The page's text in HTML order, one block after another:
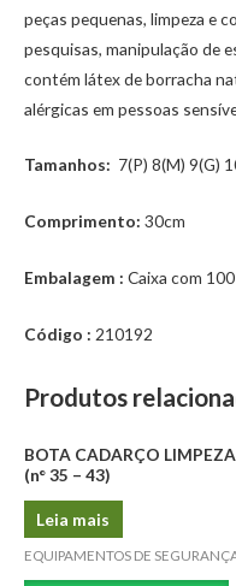
peças pequenas, limpeza e
pesquisas, manipulação de
contém látex de borracha
alérgicas em pessoas
Tamanhos: 7(P) 8(M) 9(G)
Comprimento: 30cm
Embalagem : Caixa com
Código : 210192
Produtos
BOTA CADARÇO LIMPEZA
(n° 35 – 43)
Leia mais
EQUIPAMENTOS DE